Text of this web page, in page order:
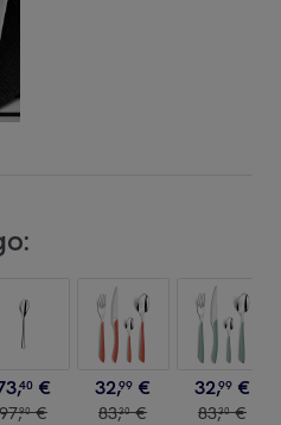
,40 €
97,90 €
32,99 €
83,30 €
32,99 €
83,30 €